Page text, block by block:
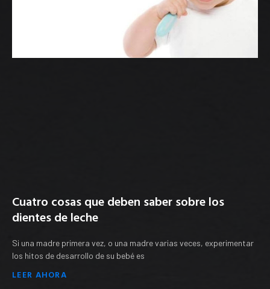
Cuatro cosas que deben saber sobre los
dientes de leche
Si una madre primera vez, o una madre varias veces, experimentar
los hitos de desarrollo de su bebé es
LEER AHORA